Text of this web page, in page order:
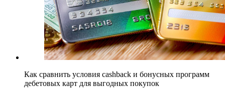
Как сравнить условия cashback и бонусных программ
дебетовых карт для выгодных покупок